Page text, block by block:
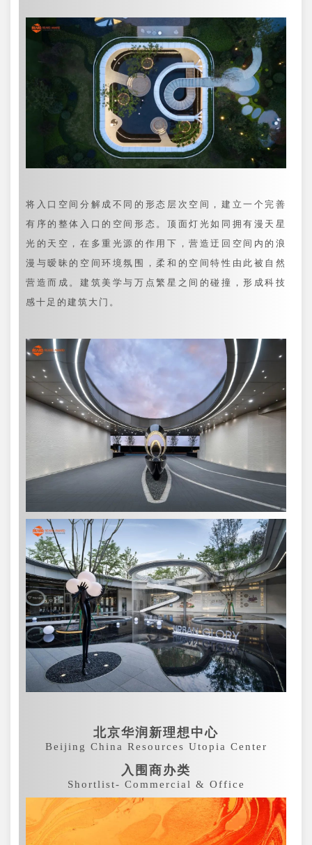
将入口空间分解成不同的形态层次空间，建立一个完善
有序的整体入口的空间形态。顶面灯光如同拥有漫天星
光的天空，在多重光源的作用下，营造迂回空间内的浪
漫与暧昧的空间环境氛围，柔和的空间特性由此被自然
营造而成。建筑美学与万点繁星之间的碰撞，形成科技
感十足的建筑大门。
北京华润新理想中心
Beijing China Resources Utopia Center
入围商办类
Shortlist- Commercial & Office